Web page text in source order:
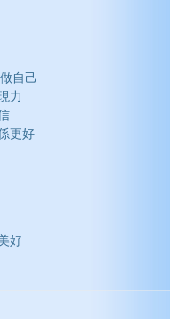
自己
力
更好
好